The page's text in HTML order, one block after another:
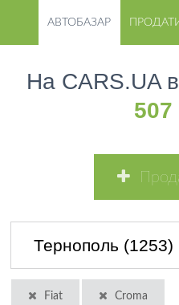
АВТОБАЗАР
На CARS.UA
507
Fiat Croma